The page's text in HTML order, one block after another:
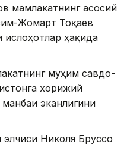
мамлакатнинг асосий
Жомарт Тоқаев
ислоҳотлар ҳақида
муҳим савдо-
хорижий
эканлигини
элчиси Николя Бруссо